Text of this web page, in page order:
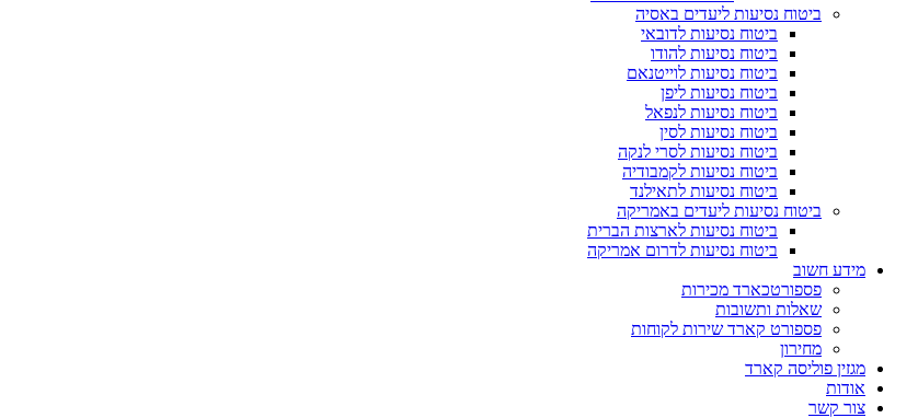
ביטוח נסיעות ליעדים באסיה
ביטוח נסיעות לדובאי
ביטוח נסיעות להודו
ביטוח נסיעות לוייטנאם
ביטוח נסיעות ליפן
ביטוח נסיעות לנפאל
ביטוח נסיעות לסין
ביטוח נסיעות לסרי לנקה
ביטוח נסיעות לקמבודיה
ביטוח נסיעות לתאילנד
ביטוח נסיעות ליעדים באמריקה
ביטוח נסיעות לארצות הברית
ביטוח נסיעות לדרום אמריקה
מידע חשוב
פספורטכארד מכירות
שאלות ותשובות
פספורט קארד שירות לקוחות
מחירון
מגזין פוליסה קארד
אודות
צור קשר